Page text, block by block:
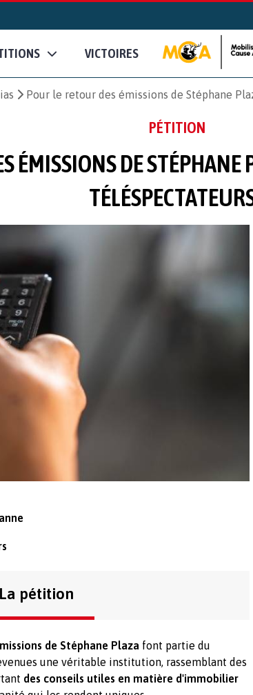
VICTOIRES
Pour le retour des émissions de Stéphane
PÉTITION
ÉMISSIONS DE STÉPHANE
La pétition
de Stéphane Plaza font partie du
une véritable institution, rassemblant des
des conseils utiles en matière d'immobilier